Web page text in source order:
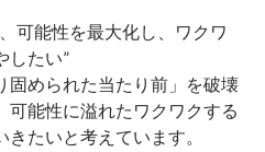
可能性を最大化し、ワクワ
したい”
められた当たり前」を破壊
可能性に溢れたワクワクする
たいと考えています。